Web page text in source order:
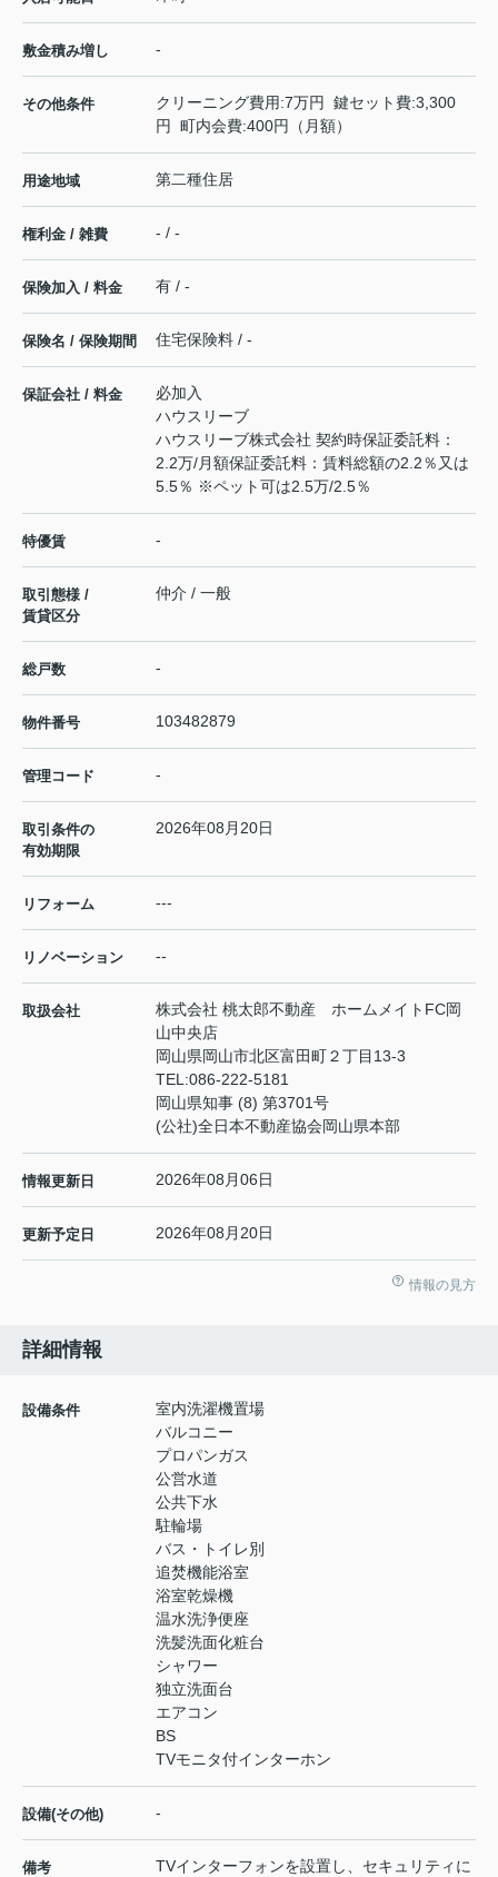
敷金積み増し -
その他条件
クリーニング費用:7万円 鍵セット費:3,300
円 町内会費:400円（月額）
用途地域 第二種住居
権利金 / 雑費 - / -
保険加入 / 料金 有 / -
保険名 / 保険期間 住宅保険料 / -
保証会社 / 料金
必加入
ハウスリーブ
ハウスリーブ株式会社 契約時保証委託料：
2.2万/月額保証委託料：賃料総額の2.2％又は
5.5％ ※ペット可は2.5万/2.5％
特優賃 -
取引態様 /
賃貸区分
仲介 / 一般
総戸数 -
物件番号 103482879
管理コード -
取引条件の
有効期限
2026年08月20日
リフォーム ---
リノベーション --
取扱会社
株式会社 桃太郎不動産 ホームメイトFC岡
山中央店
岡山県岡山市北区富田町２丁目13-3
TEL:086-222-5181
岡山県知事 (8) 第3701号
(公社)全日本不動産協会岡山県本部
情報更新日 2026年08月06日
更新予定日 2026年08月20日
情報の見方
詳細情報
設備条件
室内洗濯機置場
バルコニー
プロパンガス
公営水道
公共下水
駐輪場
バス・トイレ別
追焚機能浴室
浴室乾燥機
温水洗浄便座
洗髪洗面化粧台
シャワー
独立洗面台
エアコン
BS
TVモニタ付インターホン
設備(その他) -
備考
TVインターフォンを設置し、セキュリティに